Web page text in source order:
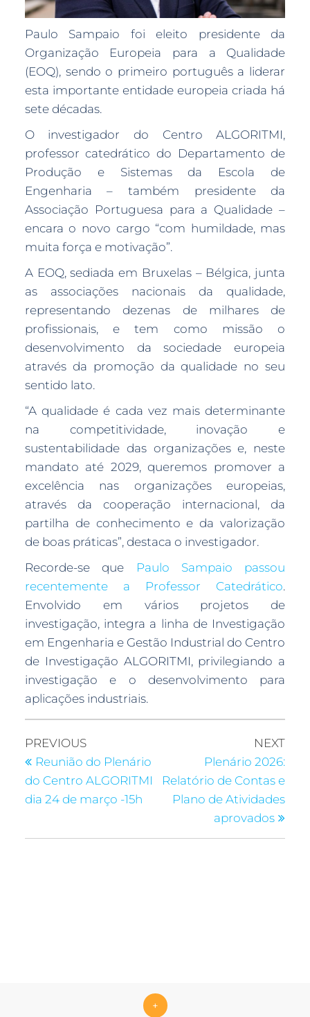
Paulo Sampaio foi eleito presidente da
Organização Europeia para a Qualidade
(EOQ), sendo o primeiro português a liderar
esta importante entidade europeia criada há
sete décadas.
O investigador do Centro ALGORITMI,
professor catedrático do Departamento de
Produção e Sistemas da Escola de
Engenharia – também presidente da
Associação Portuguesa para a Qualidade –
encara o novo cargo “com humildade, mas
muita força e motivação”.
A EOQ, sediada em Bruxelas – Bélgica, junta
as associações nacionais da qualidade,
representando dezenas de milhares de
profissionais, e tem como missão o
desenvolvimento da sociedade europeia
através da promoção da qualidade no seu
sentido lato.
“A qualidade é cada vez mais determinante
na competitividade, inovação e
sustentabilidade das organizações e, neste
mandato até 2029, queremos promover a
excelência nas organizações europeias,
através da cooperação internacional, da
partilha de conhecimento e da valorização
de boas práticas”, destaca o investigador.
Recorde-se que
Paulo Sampaio passou
recentemente a Professor Catedrático.
Envolvido em vários projetos de
investigação, integra a linha de Investigação
em Engenharia e Gestão Industrial do Centro
de Investigação ALGORITMI, privilegiando a
investigação e o desenvolvimento para
aplicações industriais.
PREVIOUS
Reunião do Plenário
do Centro ALGORITMI
dia 24 de março -15h
NEXT
Plenário 2026:
Relatório de Contas e
Plano de Atividades
aprovados
+